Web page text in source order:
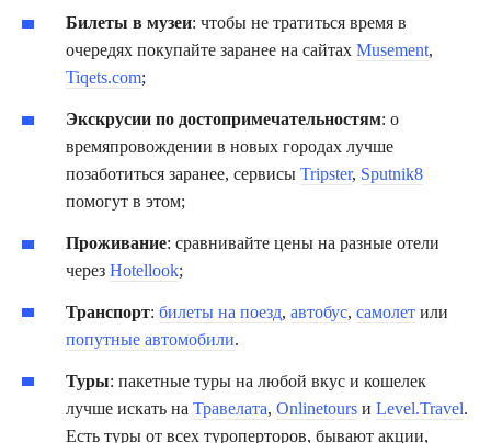
Билеты в музеи: чтобы не тратиться время в
очередях покупайте заранее на сайтах Musement,
Tiqets.com;
Экскрусии по достопримечательностям: о
времяпровождении в новых городах лучше
позаботиться заранее, сервисы Tripster, Sputnik8
помогут в этом;
Проживание: сравнивайте цены на разные отели
через Hotellook;
Транспорт: билеты на поезд, автобус, самолет или
попутные автомобили.
Туры: пакетные туры на любой вкус и кошелек
лучше искать на Травелата, Onlinetours и Level.Travel.
Есть туры от всех туроперторов, бывают акции,